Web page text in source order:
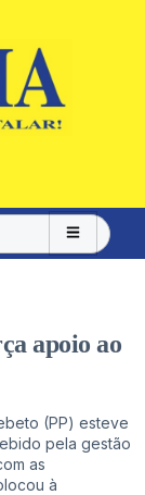
apoio ao
(PP) esteve
pela gestão
as
à